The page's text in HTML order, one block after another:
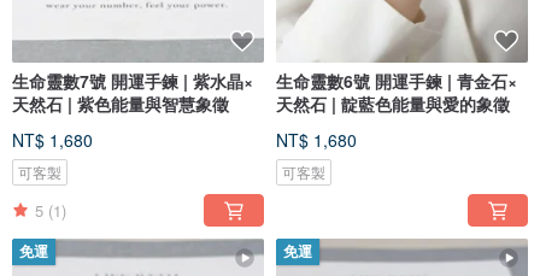
生命靈數7號 開運手鍊 | 紫水晶×
天然石 | 紫色能量與智慧象徵
NT$ 1,680
可客製
5 (1)
生命靈數6號 開運手鍊 | 青金石×
天然石 | 靛藍色能量與愛的象徵
NT$ 1,680
可客製
免運 免運